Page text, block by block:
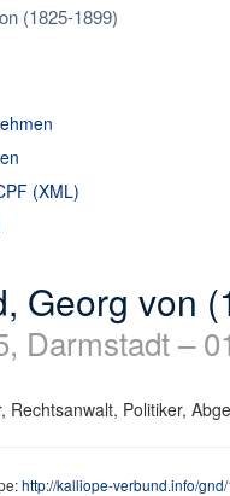
(1825-1899)
(XML)
Georg von
Darmstadt –
Rechtsanwalt, Politiker,
http://kalliope-verbund.info/